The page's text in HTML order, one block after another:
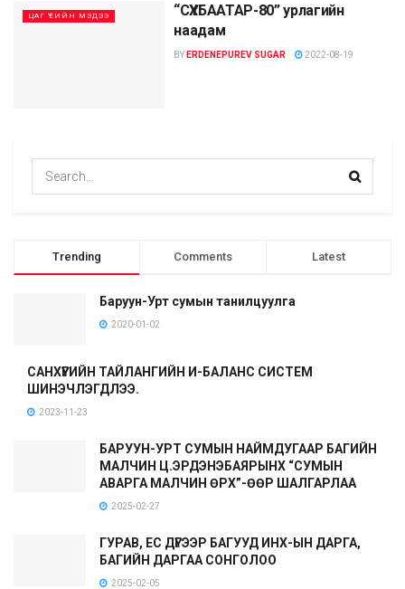
ЦАГ ҮЕИЙН МЭДЭЭ
“СҮХБААТАР-80” урлагийн
наадам
BY ERDENEPUREV SUGAR 2022-08-19
Trending Comments Latest
Баруун-Урт сумын танилцуулга
2020-01-02
САНХҮҮГИЙН ТАЙЛАНГИЙН И-БАЛАНС СИСТЕМ
ШИНЭЧЛЭГДЛЭЭ.
2023-11-23
БАРУУН-УРТ СУМЫН НАЙМДУГААР БАГИЙН
МАЛЧИН Ц.ЭРДЭНЭБАЯРЫНХ “СУМЫН
АВАРГА МАЛЧИН ӨРХ”-ӨӨР ШАЛГАРЛАА
2025-02-27
ГУРАВ, ЕС ДҮГЭЭР БАГУУД ИНХ-ЫН ДАРГА,
БАГИЙН ДАРГАА СОНГОЛОО
2025-02-05